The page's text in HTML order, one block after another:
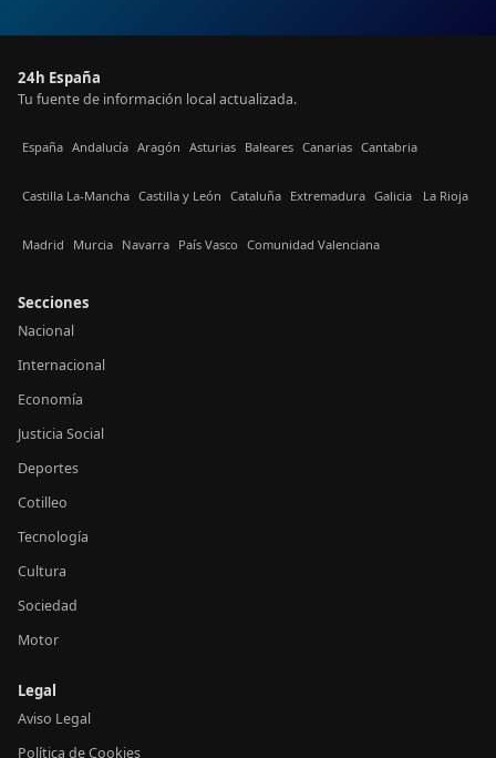
24h España
Tu fuente de información local actualizada.
España Andalucía Aragón Asturias Baleares Canarias Cantabria
Castilla La-Mancha Castilla y León Cataluña Extremadura Galicia La Rioja
Madrid Murcia Navarra País Vasco Comunidad Valenciana
Secciones
Nacional
Internacional
Economía
Justicia Social
Deportes
Cotilleo
Tecnología
Cultura
Sociedad
Motor
Legal
Aviso Legal
Política de Cookies